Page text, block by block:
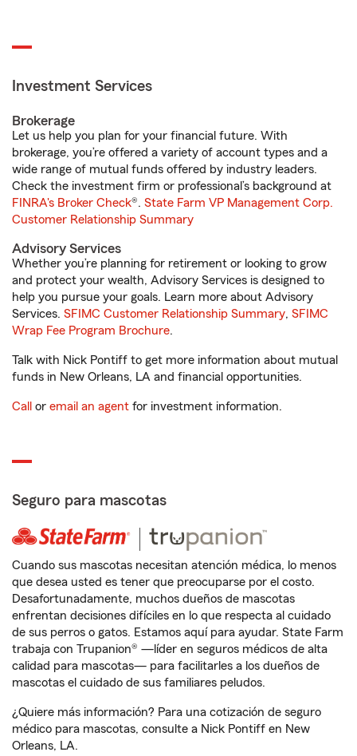
Investment Services
Brokerage
Let us help you plan for your financial future. With
brokerage, you’re offered a variety of account types and a
wide range of mutual funds offered by industry leaders.
Check the investment firm or professional’s background at
FINRA's Broker Check®. State Farm VP Management Corp.
Customer Relationship Summary
Advisory Services
Whether you’re planning for retirement or looking to grow
and protect your wealth, Advisory Services is designed to
help you pursue your goals. Learn more about Advisory
Services. SFIMC Customer Relationship Summary, SFIMC
Wrap Fee Program Brochure.
Talk with Nick Pontiff to get more information about mutual
funds in New Orleans, LA and financial opportunities.
Call or email an agent for investment information.
Seguro para mascotas
Cuando sus mascotas necesitan atención médica, lo menos
que desea usted es tener que preocuparse por el costo.
Desafortunadamente, muchos dueños de mascotas
enfrentan decisiones difíciles en lo que respecta al cuidado
de sus perros o gatos. Estamos aquí para ayudar. State Farm
trabaja con Trupanion® —líder en seguros médicos de alta
calidad para mascotas— para facilitarles a los dueños de
mascotas el cuidado de sus familiares peludos.
¿Quiere más información? Para una cotización de seguro
médico para mascotas, consulte a Nick Pontiff en New
Orleans, LA.